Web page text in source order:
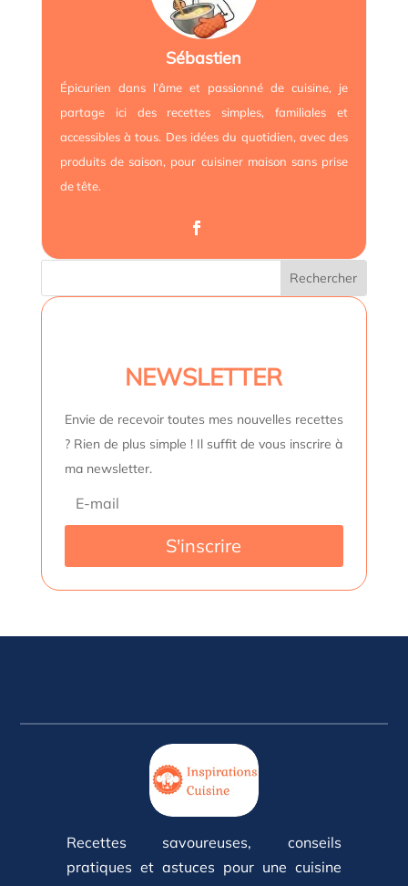
Sébastien
Épicurien dans l’âme et passionné de cuisine, je
partage ici des recettes simples, familiales et
accessibles à tous. Des idées du quotidien, avec des
produits de saison, pour cuisiner maison sans prise
de tête.
NEWSLETTER
Envie de recevoir toutes mes nouvelles recettes
? Rien de plus simple ! Il suffit de vous inscrire à
ma newsletter.
S'inscrire
Recettes savoureuses, conseils
pratiques et astuces pour une cuisine